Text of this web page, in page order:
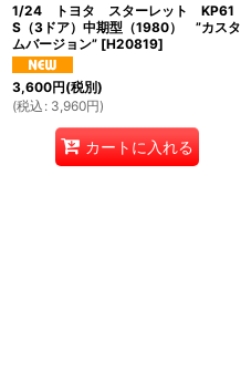
1/24 トヨタ スターレット KP61
S（3ドア）中期型（1980） ”カスタ
ムバージョン” [H20819]
3,600円(税別)
(税込 : 3,960円)
カートに入れる